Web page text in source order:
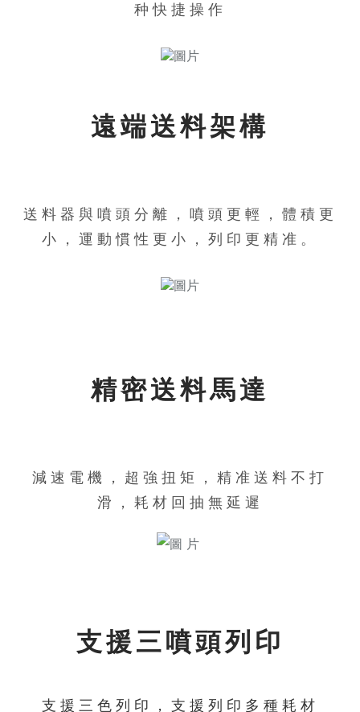
种快捷操作
遠端送料架構
送料器與噴頭分離，噴頭更輕，體積更
小，運動慣性更小，列印更精准。
精密送料馬達
減速電機，超強扭矩，精准送料不打
滑，耗材回抽無延遲
支援三噴頭列印
支援三色列印，支援列印多種耗材